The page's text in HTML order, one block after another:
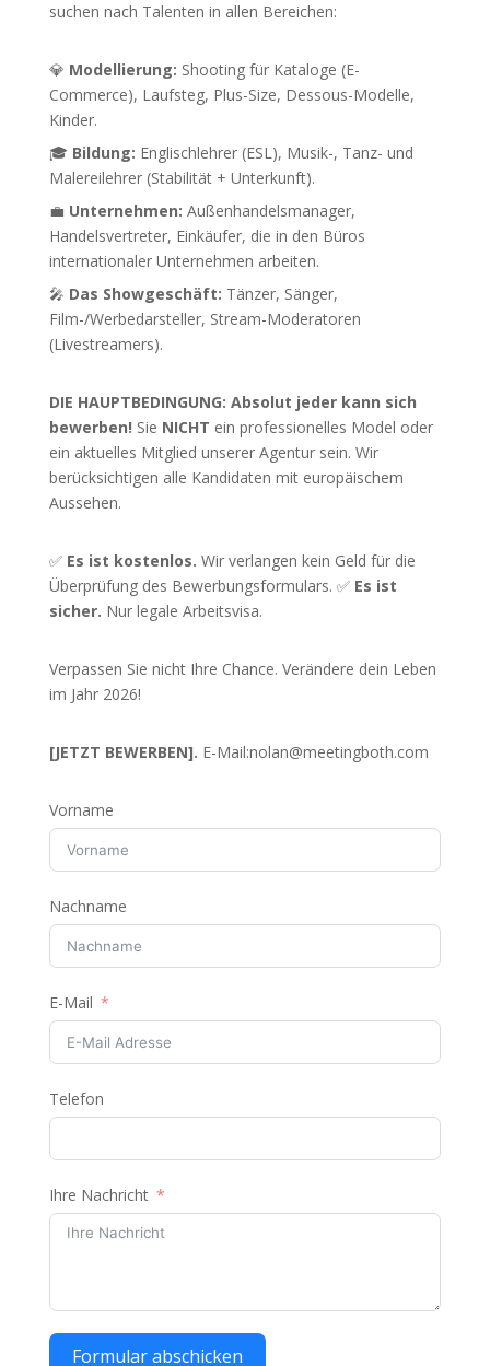
suchen nach Talenten in allen Bereichen:
💎 Modellierung: Shooting für Kataloge (E-
Commerce), Laufsteg, Plus-Size, Dessous-Modelle,
Kinder.
🎓 Bildung: Englischlehrer (ESL), Musik-, Tanz- und
Malereilehrer (Stabilität + Unterkunft).
💼 Unternehmen: Außenhandelsmanager,
Handelsvertreter, Einkäufer, die in den Büros
internationaler Unternehmen arbeiten.
🎤 Das Showgeschäft: Tänzer, Sänger,
Film-/Werbedarsteller, Stream-Moderatoren
(Livestreamers).
DIE HAUPTBEDINGUNG: Absolut jeder kann sich
bewerben! Sie NICHT ein professionelles Model oder
ein aktuelles Mitglied unserer Agentur sein. Wir
berücksichtigen alle Kandidaten mit europäischem
Aussehen.
✅ Es ist kostenlos. Wir verlangen kein Geld für die
Überprüfung des Bewerbungsformulars. ✅ Es ist
sicher. Nur legale Arbeitsvisa.
Verpassen Sie nicht Ihre Chance. Verändere dein Leben
im Jahr 2026!
[JETZT BEWERBEN]. E-Mail:nolan@meetingboth.com
Vorname
Nachname
E-Mail
Telefon
Ihre Nachricht
Formular abschicken